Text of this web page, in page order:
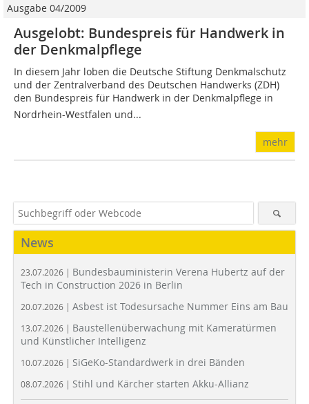
Ausgabe 04/2009
Ausgelobt: Bundespreis für Handwerk in
der Denkmalpflege
In diesem Jahr loben die Deutsche Stiftung Denkmalschutz
und der Zentralverband des Deutschen Handwerks (ZDH)
den Bundespreis für Handwerk in der Denkmalpflege in
Nordrhein-Westfalen und...
mehr
News
23.07.2026 | Bundesbauministerin Verena Hubertz auf der
Tech in Construction 2026 in Berlin
20.07.2026 | Asbest ist Todesursache Nummer Eins am Bau
13.07.2026 | Baustellenüberwachung mit Kameratürmen
und Künstlicher Intelligenz
10.07.2026 | SiGeKo-Standardwerk in drei Bänden
08.07.2026 | Stihl und Kärcher starten Akku-Allianz